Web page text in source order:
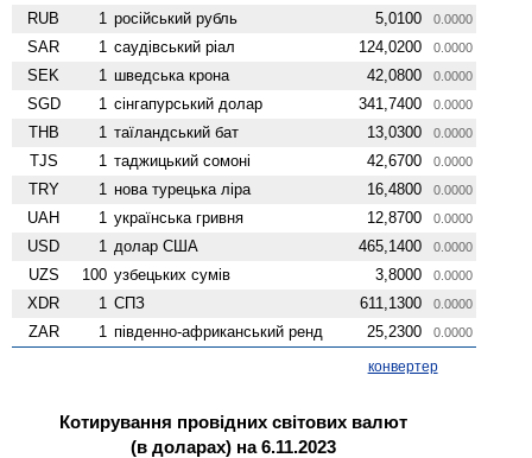
RUB 1 російський рубль 5,0100 0.0000
SAR 1 саудівський ріал 124,0200 0.0000
SEK 1 шведська крона 42,0800 0.0000
SGD 1 сінгапурський долар 341,7400 0.0000
THB 1 таїландський бат 13,0300 0.0000
TJS 1 таджицький сомоні 42,6700 0.0000
TRY 1 нова турецька ліра 16,4800 0.0000
UAH 1 українська гривня 12,8700 0.0000
USD 1 долар США 465,1400 0.0000
UZS 100 узбецьких сумів 3,8000 0.0000
XDR 1 СПЗ 611,1300 0.0000
ZAR 1 південно-африканський ренд 25,2300 0.0000
конвертер
Котирування провідних світових валют
(в доларах) на 6.11.2023